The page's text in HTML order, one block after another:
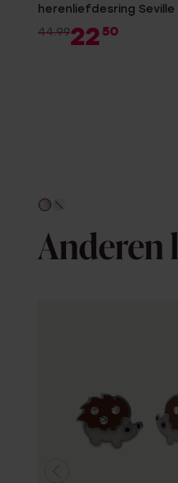
herenliefdesring Seville
44.9922 50
Anderen